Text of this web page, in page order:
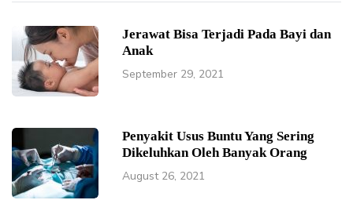
Jerawat Bisa Terjadi Pada Bayi dan
Anak
September 29, 2021
Penyakit Usus Buntu Yang Sering
Dikeluhkan Oleh Banyak Orang
August 26, 2021